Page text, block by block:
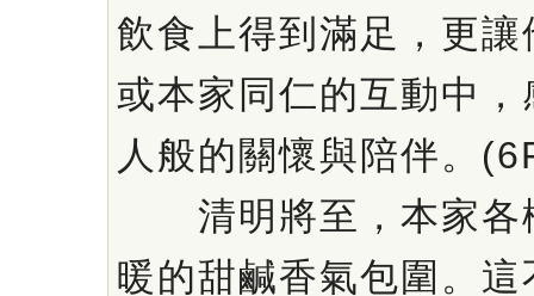
飲食上得到滿足，更
或本家同仁的互動中
人般的關懷與陪伴。
清明將至，本家各
暖的甜鹹香氣包圍。